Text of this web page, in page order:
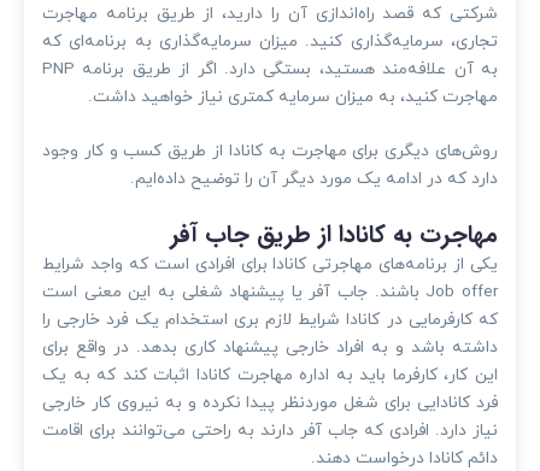
شرکتی که قصد راه‌اندازی آن را دارید، از طریق برنامه مهاجرت
تجاری، سرمایه‌گذاری کنید. میزان سرمایه‌گذاری به برنامه‌ای که
به آن علافه‌مند هستید، بستگی دارد. اگر از طریق برنامه‌ PNP
مهاجرت کنید، به میزان سرمایه کمتری نیاز خواهید داشت.
روش‌های دیگری برای مهاجرت به کانادا از طریق کسب و کار وجود
دارد که در ادامه یک مورد دیگر آن را توضیح داده‌ایم.
مهاجرت به کانادا از طریق جاب آفر
یکی از برنامه‌های مهاجرتی کانادا برای افرادی است که واجد شرایط
Job offer باشند. جاب آفر یا پیشنهاد شغلی به این معنی است
که کارفرمایی در کانادا شرایط لازم بری استخدام یک فرد خارجی را
داشته باشد و به افراد خارجی پیشنهاد کاری بدهد. در واقع برای
این کار، کارفرما باید به اداره مهاجرت کانادا اثبات کند که به یک
فرد کانادایی برای شغل موردنظر پیدا نکرده و به نیروی کار خارجی
نیاز دارد. افرادی که جاب آفر دارند به راحتی می‌توانند برای اقامت
دائم کانادا درخواست دهند.